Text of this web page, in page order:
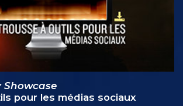
pour les médias sociaux